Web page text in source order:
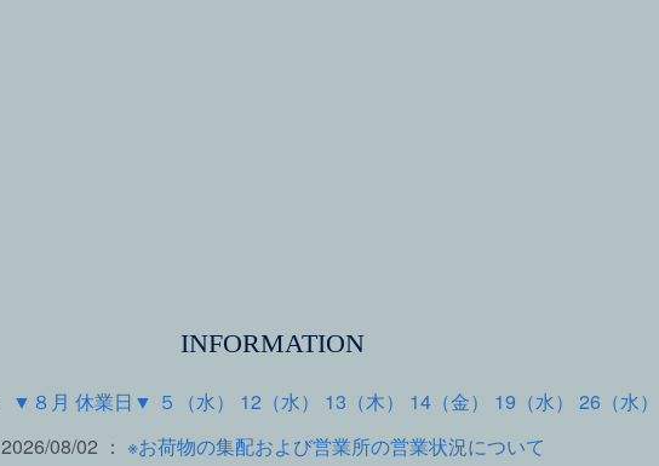
INFORMATION
▼８月 休業日▼ ５（水） 12（水） 13（木） 14（金） 19（水） 26（水）
2026/08/02 ： ※お荷物の集配および営業所の営業状況について